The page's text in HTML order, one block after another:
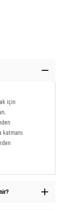
için
katmanı